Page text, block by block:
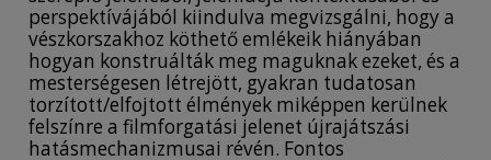
perspektívájából kiindulva megvizsgálni, hogy a
vészkorszakhoz köthető emlékeik hiányában
hogyan konstruálták meg maguknak ezeket, és a
mesterségesen létrejött, gyakran tudatosan
torzított/elfojtott élmények miképpen kerülnek
felszínre a filmforgatási jelenet újrajátszási
hatásmechanizmusai révén. Fontos